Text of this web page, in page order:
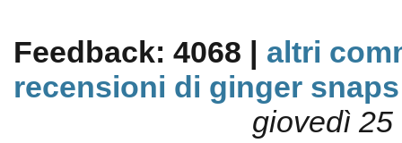
Feedback: 4068 | altri
recensioni di ginger snaps
giovedì 25